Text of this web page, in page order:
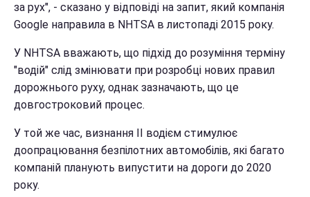
за рух", - сказано у відповіді на запит, який компанія
Google направила в NHTSA в листопаді 2015 року.
У NHTSA вважають, що підхід до розуміння терміну
"водій" слід змінювати при розробці нових правил
дорожнього руху, однак зазначають, що це
довгостроковий процес.
У той же час, визнання ІІ водієм стимулює
доопрацювання безпілотних автомобілів, які багато
компаній планують випустити на дороги до 2020
року.